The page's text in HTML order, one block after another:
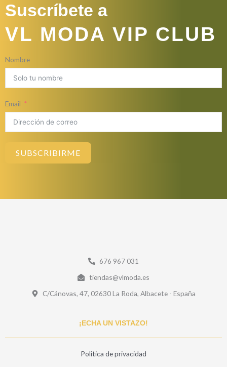
Suscríbete a
VL MODA VIP CLUB
Nombre
Email
SUBSCRIBIRME
676 967 031
tiendas@vlmoda.es
C/Cánovas, 47, 02630 La Roda, Albacete - España
¡ECHA UN VISTAZO!
Politica de privacidad